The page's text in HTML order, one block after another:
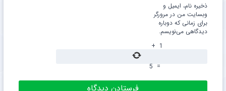
ذخیره نام، ایمیل و
وبسایت من در مرورگر
برای زمانی که دوباره
دیدگاهی می‌نویسم.
1
+
=
5